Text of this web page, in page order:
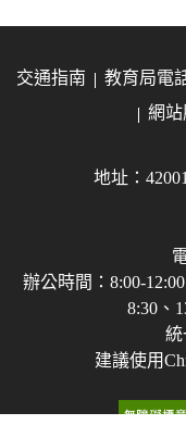
交通指南 教育局電
網
地址：
辦公時間：8:00-
8:30、
統
建議使用